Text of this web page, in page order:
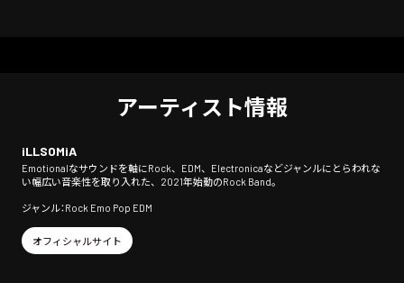
アーティスト情報
iLLSOMiA
Emotionalなサウンドを軸にRock、EDM、Electronicaなどジャンルにとらわれな
い幅広い音楽性を取り入れた、2021年始動のRock Band。
ジャンル：Rock Emo Pop EDM
オフィシャルサイト